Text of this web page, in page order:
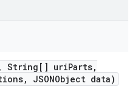
, String[] uriParts,
, JSONObject data)